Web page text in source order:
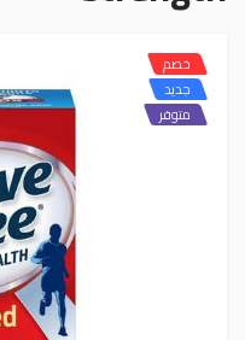
خصم
جديد
متوفر